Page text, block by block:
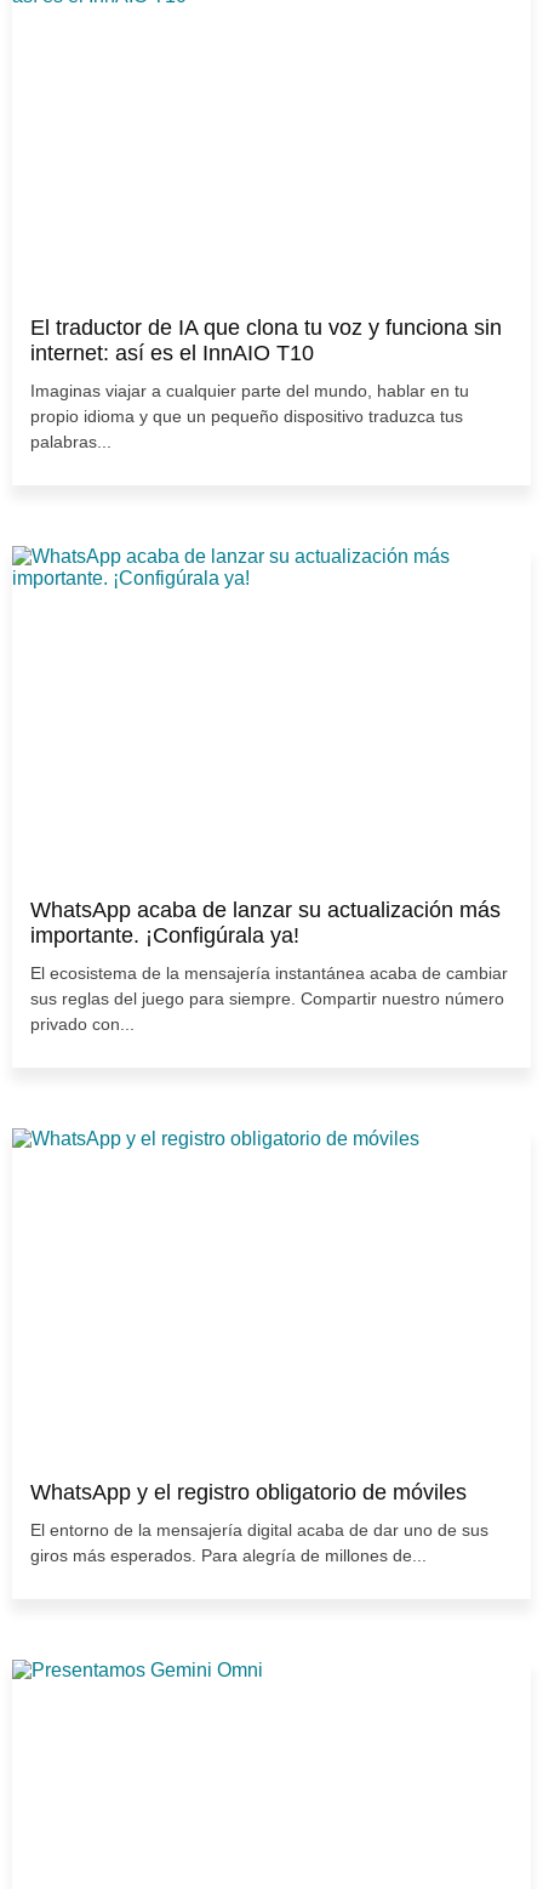
El traductor de IA que clona tu voz y funciona sin
internet: así es el InnAIO T10
Imaginas viajar a cualquier parte del mundo, hablar en tu
propio idioma y que un pequeño dispositivo traduzca tus
palabras...
WhatsApp acaba de lanzar su actualización más
importante. ¡Configúrala ya!
El ecosistema de la mensajería instantánea acaba de cambiar
sus reglas del juego para siempre. Compartir nuestro número
privado con...
WhatsApp y el registro obligatorio de móviles
El entorno de la mensajería digital acaba de dar uno de sus
giros más esperados. Para alegría de millones de...